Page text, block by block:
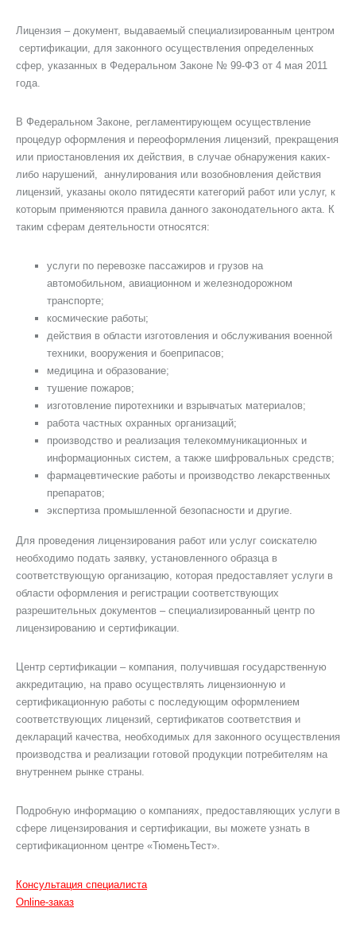
Лицензия – документ, выдаваемый специализированным центром
сертификации, для законного осуществления определенных
сфер, указанных в Федеральном Законе № 99-ФЗ от 4 мая 2011
года.
В Федеральном Законе, регламентирующем осуществление
процедур оформления и переоформления лицензий, прекращения
или приостановления их действия, в случае обнаружения каких-
либо нарушений, аннулирования или возобновления действия
лицензий, указаны около пятидесяти категорий работ или услуг, к
которым применяются правила данного законодательного акта. К
таким сферам деятельности относятся:
услуги по перевозке пассажиров и грузов на
автомобильном, авиационном и железнодорожном
транспорте;
космические работы;
действия в области изготовления и обслуживания военной
техники, вооружения и боеприпасов;
медицина и образование;
тушение пожаров;
изготовление пиротехники и взрывчатых материалов;
работа частных охранных организаций;
производство и реализация телекоммуникационных и
информационных систем, а также шифровальных средств;
фармацевтические работы и производство лекарственных
препаратов;
экспертиза промышленной безопасности и другие.
Для проведения лицензирования работ или услуг соискателю
необходимо подать заявку, установленного образца в
соответствующую организацию, которая предоставляет услуги в
области оформления и регистрации соответствующих
разрешительных документов – специализированный центр по
лицензированию и сертификации.
Центр сертификации – компания, получившая государственную
аккредитацию, на право осуществлять лицензионную и
сертификационную работы с последующим оформлением
соответствующих лицензий, сертификатов соответствия и
деклараций качества, необходимых для законного осуществления
производства и реализации готовой продукции потребителям на
внутреннем рынке страны.
Подробную информацию о компаниях, предоставляющих услуги в
сфере лицензирования и сертификации, вы можете узнать в
сертификационном центре «ТюменьТест».
Консультация специалиста
Online-заказ